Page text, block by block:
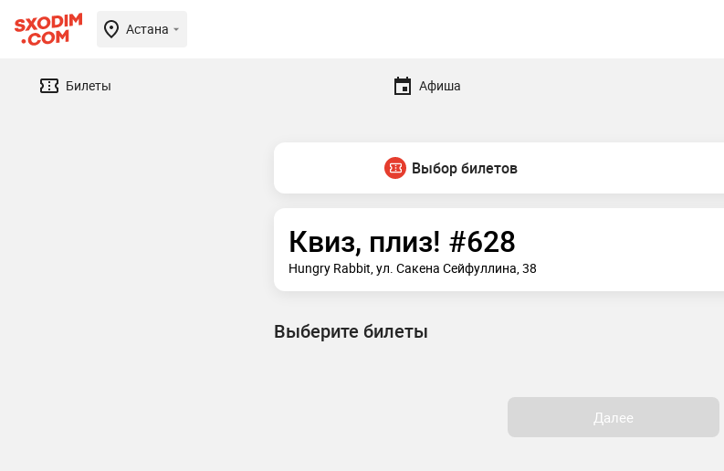
Астана
Билеты Афиша
Выбор билетов
Квиз, плиз! #628
Hungry Rabbit, ул. Сакена Сейфуллина, 38
Выберите билеты
Далее